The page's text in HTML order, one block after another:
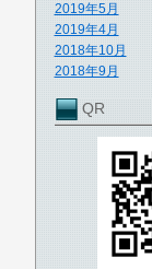
2019年5月
2019年4月
2018年10月
2018年9月
QR